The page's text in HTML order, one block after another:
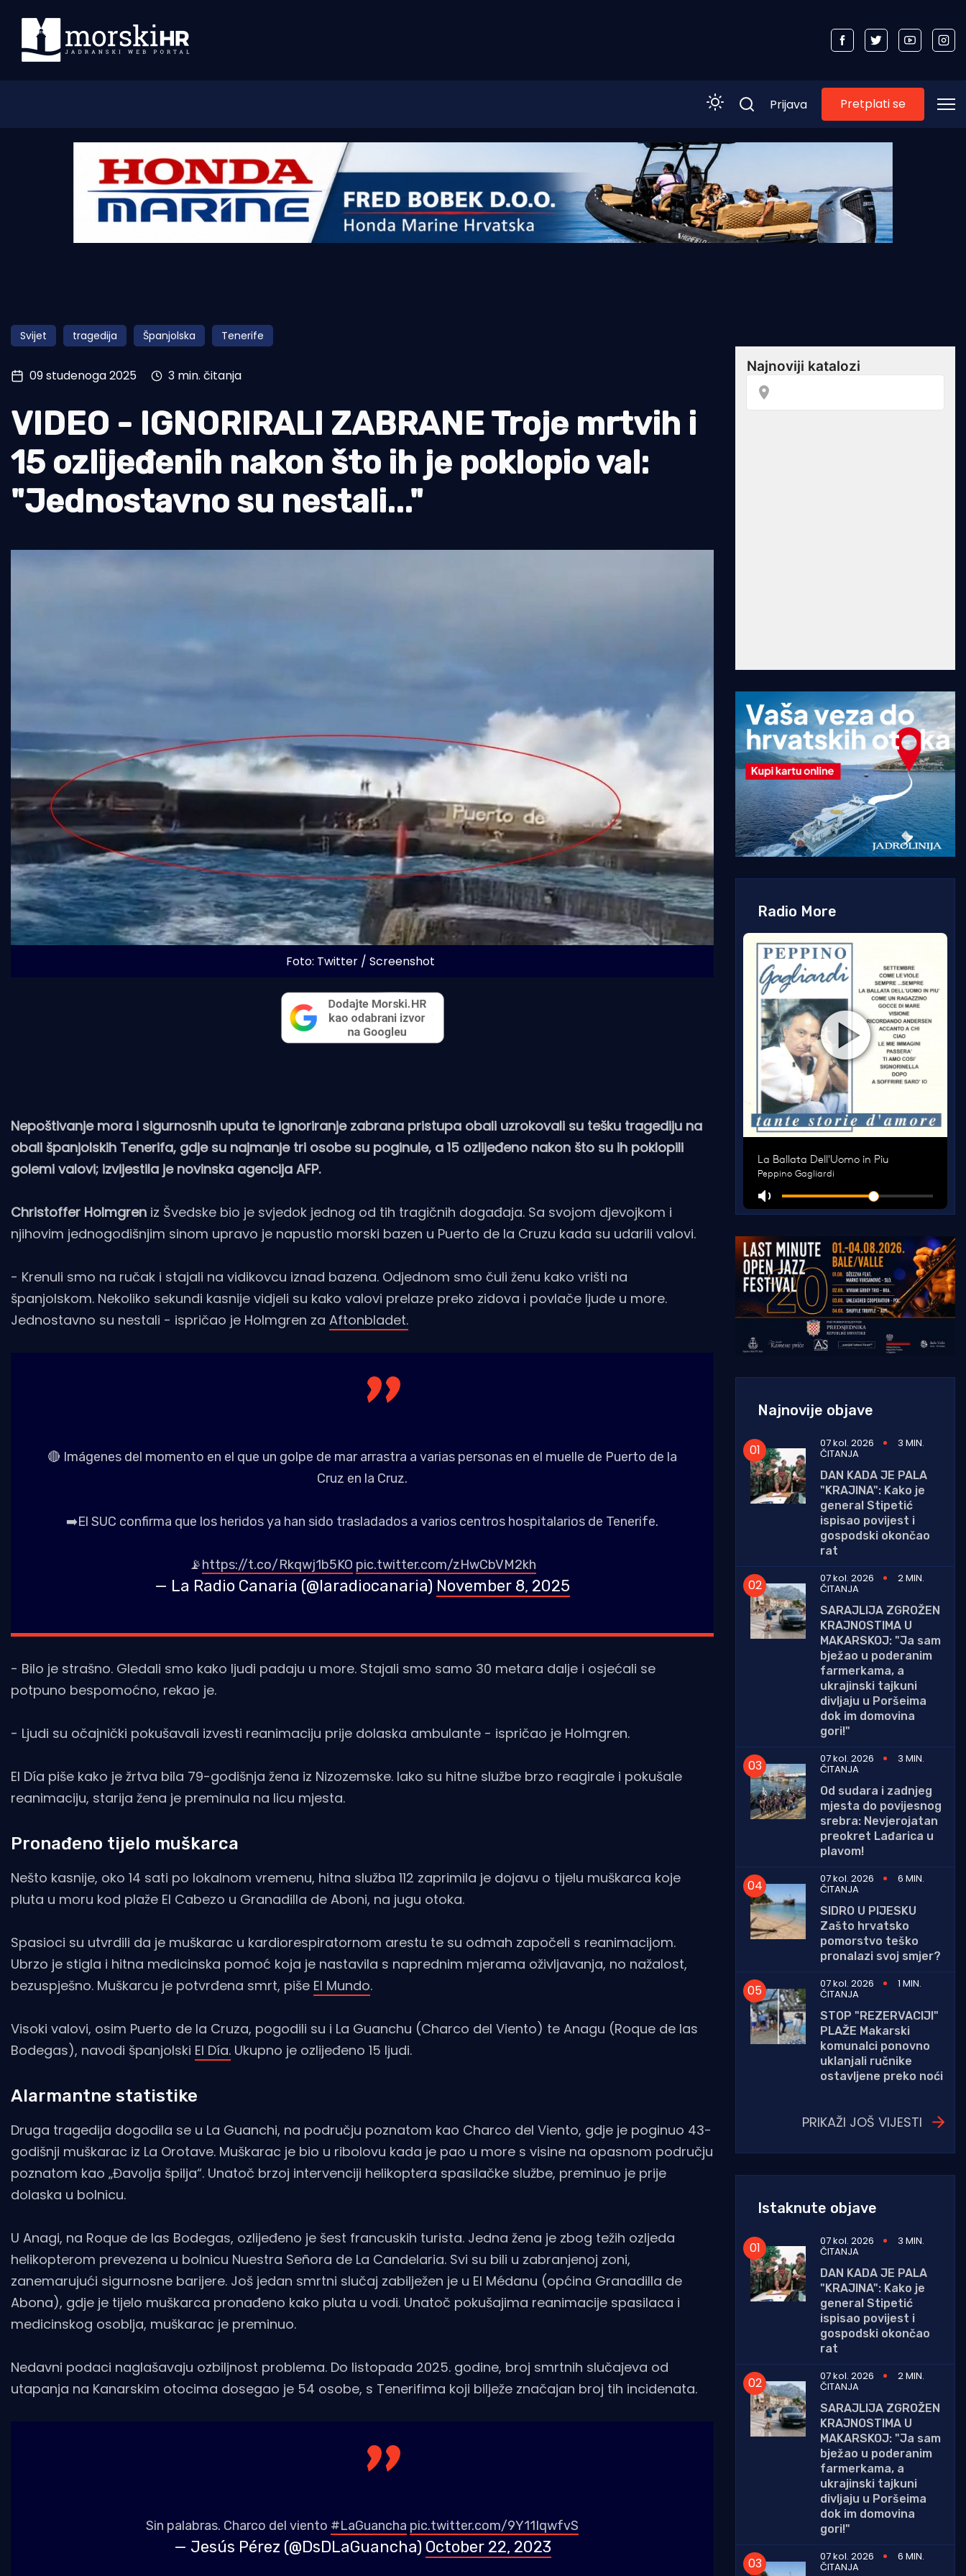
Morski plus
Pomorstvo
Ribolov
Tradicija i kultura
Prijava Pretplati se
Svijet tragedija Španjolska Tenerife
09 studenoga 2025 3 min. čitanja
VIDEO - IGNORIRALI ZABRANE Troje mrtvih i
15 ozlijeđenih nakon što ih je poklopio val:
"Jednostavno su nestali..."
Foto: Twitter / Screenshot
Nepoštivanje mora i sigurnosnih uputa te ignoriranje zabrana pristupa obali uzrokovali su tešku tragediju na
obali španjolskih Tenerifa, gdje su najmanje tri osobe su poginule, a 15 ozlijeđeno nakon što su ih poklopili
golemi valovi; izvijestila je novinska agencija AFP.
Christoffer Holmgren iz Švedske bio je svjedok jednog od tih tragičnih događaja. Sa svojom djevojkom i
njihovim jednogodišnjim sinom upravo je napustio morski bazen u Puerto de la Cruzu kada su udarili valovi.
- Krenuli smo na ručak i stajali na vidikovcu iznad bazena. Odjednom smo čuli ženu kako vrišti na
španjolskom. Nekoliko sekundi kasnije vidjeli su kako valovi prelaze preko zidova i povlače ljude u more.
Jednostavno su nestali - ispričao je Holmgren za Aftonbladet.
🔴 Imágenes del momento en el que un golpe de mar arrastra a varias personas en el muelle de Puerto de la
Cruz en la Cruz.
➡️El SUC confirma que los heridos ya han sido trasladados a varios centros hospitalarios de Tenerife.
📡https://t.co/Rkqwj1b5KO pic.twitter.com/zHwCbVM2kh
— La Radio Canaria (@laradiocanaria) November 8, 2025
- Bilo je strašno. Gledali smo kako ljudi padaju u more. Stajali smo samo 30 metara dalje i osjećali se
potpuno bespomoćno, rekao je.
- Ljudi su očajnički pokušavali izvesti reanimaciju prije dolaska ambulante - ispričao je Holmgren.
El Día piše kako je žrtva bila 79-godišnja žena iz Nizozemske. Iako su hitne službe brzo reagirale i pokušale
reanimaciju, starija žena je preminula na licu mjesta.
Pronađeno tijelo muškarca
Nešto kasnije, oko 14 sati po lokalnom vremenu, hitna služba 112 zaprimila je dojavu o tijelu muškarca koje
pluta u moru kod plaže El Cabezo u Granadilla de Aboni, na jugu otoka.
Spasioci su utvrdili da je muškarac u kardiorespiratornom arestu te su odmah započeli s reanimacijom.
Ubrzo je stigla i hitna medicinska pomoć koja je nastavila s naprednim mjerama oživljavanja, no nažalost,
bezuspješno. Muškarcu je potvrđena smrt, piše El Mundo.
Visoki valovi, osim Puerto de la Cruza, pogodili su i La Guanchu (Charco del Viento) te Anagu (Roque de las
Bodegas), navodi španjolski El Día. Ukupno je ozlijeđeno 15 ljudi.
Alarmantne statistike
Druga tragedija dogodila se u La Guanchi, na području poznatom kao Charco del Viento, gdje je poginuo 43-
godišnji muškarac iz La Orotave. Muškarac je bio u ribolovu kada je pao u more s visine na opasnom području
poznatom kao „Đavolja špilja“. Unatoč brzoj intervenciji helikoptera spasilačke službe, preminuo je prije
dolaska u bolnicu.
U Anagi, na Roque de las Bodegas, ozlijeđeno je šest francuskih turista. Jedna žena je zbog težih ozljeda
helikopterom prevezena u bolnicu Nuestra Señora de La Candelaria. Svi su bili u zabranjenoj zoni,
zanemarujući sigurnosne barijere. Još jedan smrtni slučaj zabilježen je u El Médanu (općina Granadilla de
Abona), gdje je tijelo muškarca pronađeno kako pluta u vodi. Unatoč pokušajima reanimacije spasilaca i
medicinskog osoblja, muškarac je preminuo.
Nedavni podaci naglašavaju ozbiljnost problema. Do listopada 2025. godine, broj smrtnih slučajeva od
utapanja na Kanarskim otocima dosegao je 54 osobe, s Tenerifima koji bilježe značajan broj tih incidenata.
Sin palabras. Charco del viento #LaGuancha pic.twitter.com/9Y11IqwfvS
— Jesús Pérez (@DsDLaGuancha) October 22, 2023
Radio More
Najnovije objave
07 kol. 2026 3 MIN.
ČITANJA
DAN KADA JE PALA
"KRAJINA": Kako je
general Stipetić
ispisao povijest i
gospodski okončao
rat
07 kol. 2026
2 MIN.
ČITANJA
SARAJLIJA ZGROŽEN
KRAJNOSTIMA U
MAKARSKOJ: "Ja sam
bježao u poderanim
farmerkama, a
ukrajinski tajkuni
divljaju u Poršeima
dok im domovina
gori!"
07 kol. 2026
3 MIN.
ČITANJA
Od sudara i zadnjeg
mjesta do povijesnog
srebra: Nevjerojatan
preokret Lađarica u
plavom!
07 kol. 2026
6 MIN.
ČITANJA
SIDRO U PIJESKU
Zašto hrvatsko
pomorstvo teško
pronalazi svoj smjer?
07 kol. 2026
1 MIN.
ČITANJA
STOP "REZERVACIJI"
PLAŽE Makarski
komunalci ponovno
uklanjali ručnike
ostavljene preko noći
PRIKAŽI JOŠ VIJESTI
Istaknute objave
07 kol. 2026 3 MIN.
ČITANJA
DAN KADA JE PALA
"KRAJINA": Kako je
general Stipetić
ispisao povijest i
gospodski okončao
rat
07 kol. 2026
2 MIN.
ČITANJA
SARAJLIJA ZGROŽEN
KRAJNOSTIMA U
MAKARSKOJ: "Ja sam
bježao u poderanim
farmerkama, a
ukrajinski tajkuni
divljaju u Poršeima
dok im domovina
gori!"
07 kol. 2026
6 MIN.
ČITANJA